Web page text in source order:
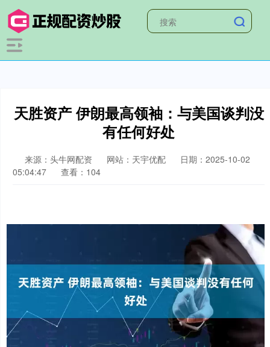
天胜资产 伊朗最高领袖：与美国谈判没
有任何好处
来源：头牛网配资 网站：天宇优配
日期：2025-10-02
05:04:47
查看：104